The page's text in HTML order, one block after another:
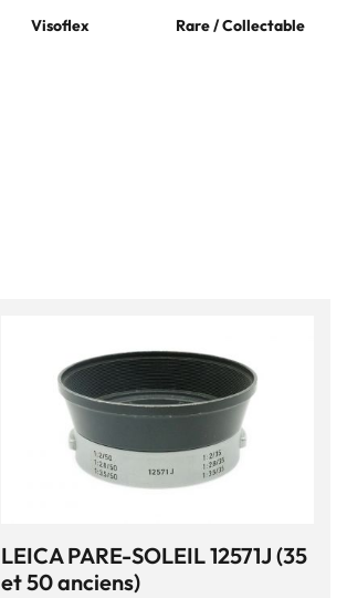
Visoflex Rare / Collectable
LEICA PARE-SOLEIL 12571J (35
et 50 anciens)